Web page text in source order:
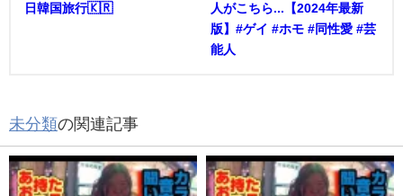
日韓国旅行🇰🇷
人がこちら...【2024年最新
版】#ゲイ #ホモ #同性愛 #芸
能人
未分類の関連記事